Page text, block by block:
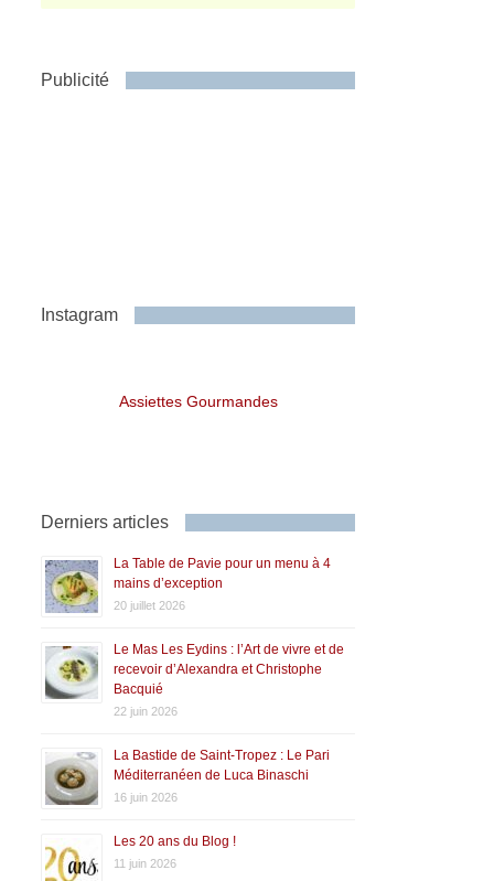
Publicité
Instagram
Assiettes Gourmandes
Derniers articles
La Table de Pavie pour un menu à 4
mains d’exception
20 juillet 2026
Le Mas Les Eydins : l’Art de vivre et de
recevoir d’Alexandra et Christophe
Bacquié
22 juin 2026
La Bastide de Saint-Tropez : Le Pari
Méditerranéen de Luca Binaschi
16 juin 2026
Les 20 ans du Blog !
11 juin 2026